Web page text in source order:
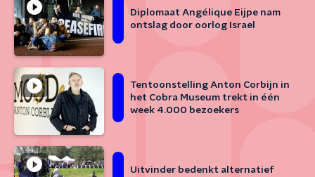
Diplomaat Angélique Eijpe nam
ontslag door oorlog Israel
Tentoonstelling Anton Corbijn in
het Cobra Museum trekt in één
week 4.000 bezoekers
Uitvinder bedenkt alternatief